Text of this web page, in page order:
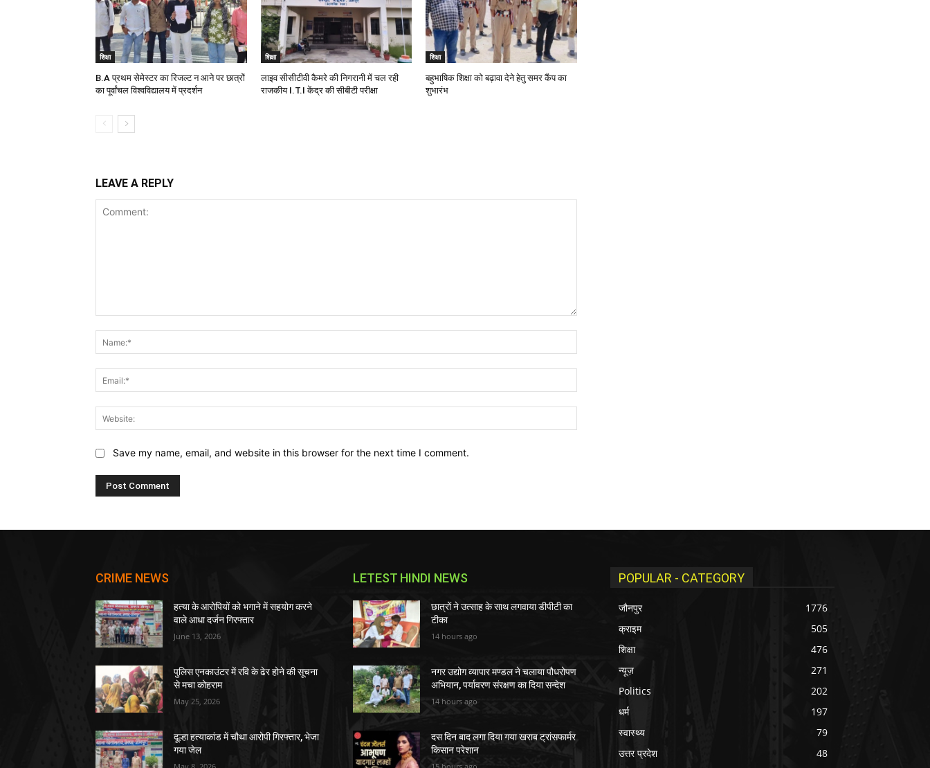
शिक्षा
B.A प्रथम सेमेस्टर का रिजल्ट न आने पर छात्रों
का पूर्वांचल विश्वविद्यालय में प्रदर्शन
शिक्षा
लाइव सीसीटीवी कैमरे की निगरानी में चल रही
राजकीय I.T.I केंद्र की सीबीटी परीक्षा
शिक्षा
बहुभाषिक शिक्षा को बढ़ावा देने हेतु समर कैंप का
शुभारंभ
LEAVE A REPLY
Save my name, email, and website in this browser for the next time I comment.
CRIME NEWS
हत्या के आरोपियों को भगाने में सहयोग करने
वाले आधा दर्जन गिरफ्तार
June 13, 2026
पुलिस एनकाउंटर में रवि के ढेर होने की सूचना
से मचा कोहराम
May 25, 2026
दूल्हा हत्याकांड में चौथा आरोपी गिरफ्तार, भेजा
गया जेल
LETEST HINDI NEWS
छात्रों ने उत्साह के साथ लगवाया डीपीटी का
टीका
14 hours ago
नगर उद्योग व्यापार मण्डल ने चलाया पौधरोपण
अभियान, पर्यावरण संरक्षण का दिया सन्देश
14 hours ago
दस दिन बाद लगा दिया गया खराब ट्रांसफार्मर
किसान परेशान
POPULAR - CATEGORY
जौनपुर
1776
क्राइम
505
शिक्षा
476
न्यूज़
271
Politics
202
धर्म
197
स्वास्थ्य
79
उत्तर प्रदेश
48